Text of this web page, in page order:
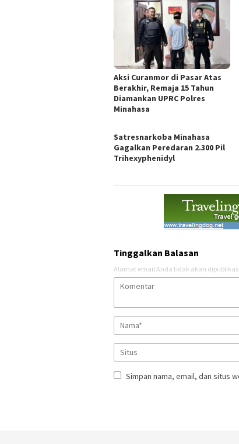
Aksi Curanmor di Pasar Atas
Berakhir, Remaja 15 Tahun
Diamankan UPRC Polres
Minahasa
Satresnarkoba Minahasa
Gagalkan Peredaran 2.300 Pil
Trihexyphenidyl
Tinggalkan Balasan
Alamat email Anda tidak akan
Simpan nama, email, dan situs